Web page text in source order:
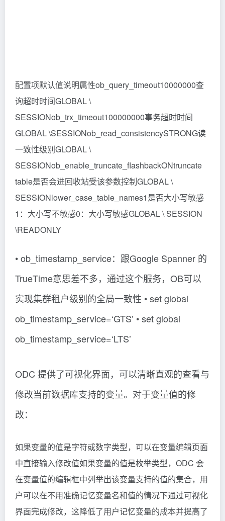
配置项默认值说明属性ob_query_timeout10000000查
询超时时间GLOBAL \
SESSIONob_trx_timeout100000000事务超时时间
GLOBAL \SESSIONob_read_consistencySTRONG读
一致性级别GLOBAL \
SESSIONob_enable_truncate_flashbackONtruncate
table是否会进回收站受该参数控制GLOBAL \
SESSIONlower_case_table_names1是否大小写敏感
1：大小写不敏感0：大小写敏感GLOBAL \ SESSION
\READONLY
• ob_timestamp_service：跟Google Spanner 的
TrueTime意思差不多，通过这个服务，OB可以
实现集群租户级别的全局一致性 • set global
ob_timestamp_service=‘GTS’ • set global
ob_timestamp_service=‘LTS’
ODC 提供了可视化界面，可以清晰直观的查看与
修改当前数据库支持的变量。对于变量值的修
改：
如果变量的值是字符或数字类型，可以在变量编辑页面
中直接输入修改值如果变量的值是枚举类型，ODC 会
在变量值的编辑框中列举出该变量支持的值的集合，用
户可以在不用准确记忆变量名和值的情况下通过可视化
界面完成修改，这降低了用户记忆变量的成本并提高了